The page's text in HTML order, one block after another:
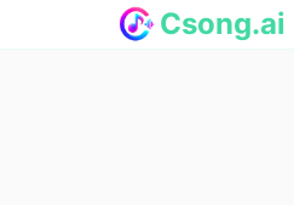
Csong.ai